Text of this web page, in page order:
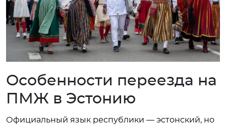
Особенности переезда на
ПМЖ в Эстонию
Официальный язык республики — эстонский, но